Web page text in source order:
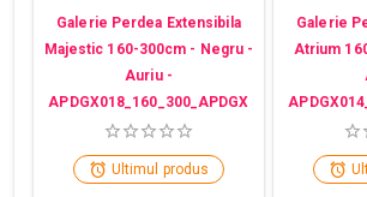
Galerie Perdea Extensibila
Majestic 160-300cm - Negru -
Auriu -
APDGX018_160_300_APDGX
Ultimul produs
Galerie
Atrium